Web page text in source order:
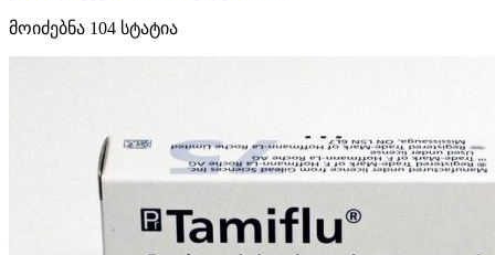
მოიძებნა 104 სტატია